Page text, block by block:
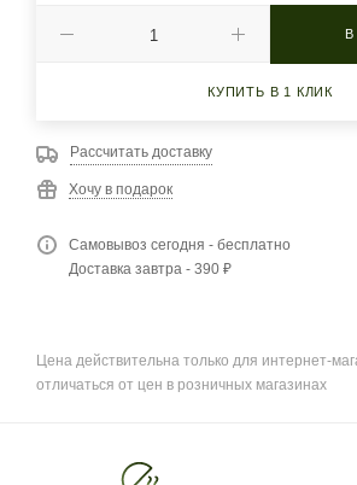
КУПИТЬ В 1 КЛИК
Рассчитать доставку
Хочу в подарок
Самовывоз сегодня - бесплатно
Доставка завтра - 390 ₽
Цена действительна только для интернет-
отличаться от цен в розничных магазинах